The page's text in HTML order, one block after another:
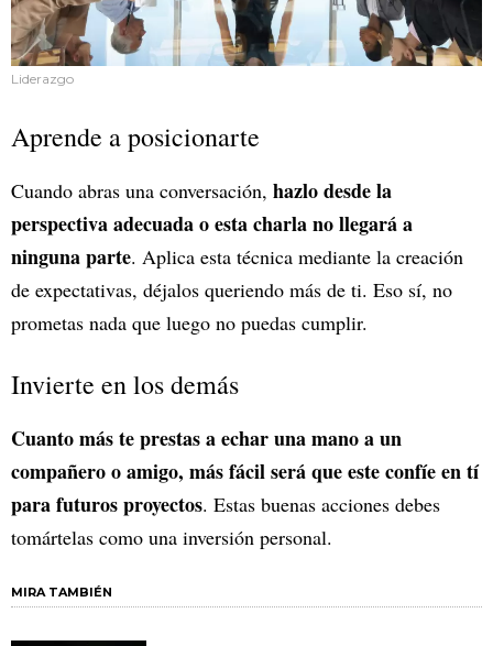
Liderazgo
Aprende a posicionarte
Cuando abras una conversación, hazlo desde la
perspectiva adecuada o esta charla no llegará a
ninguna parte. Aplica esta técnica mediante la creación
de expectativas, déjalos queriendo más de ti. Eso sí, no
prometas nada que luego no puedas cumplir.
Invierte en los demás
Cuanto más te prestas a echar una mano a un
compañero o amigo, más fácil será que este confíe en tí
para futuros proyectos. Estas buenas acciones debes
tomártelas como una inversión personal.
MIRA TAMBIÉN